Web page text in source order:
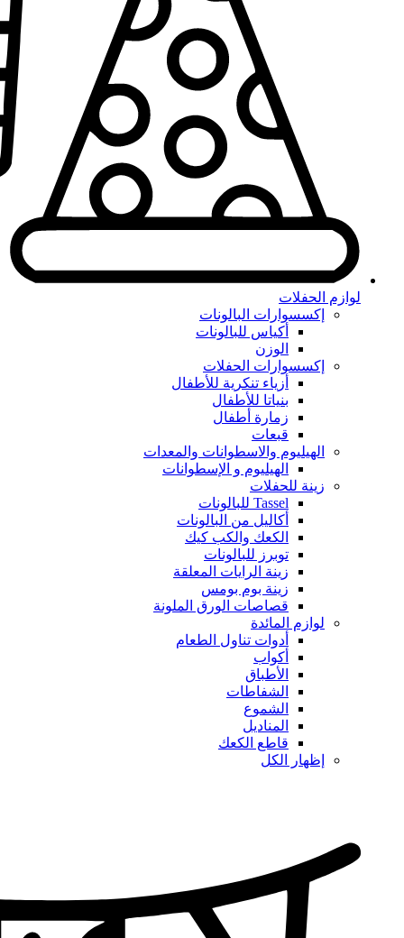
لوازم الحفلات
إكسسوارات البالونات
أكياس للبالونات
الوزن
إكسسوارات الحفلات
أزياء تنكرية للأطفال
بنياتا للأطفال
زمارة أطفال
قبعات
الهيليوم والاسطوانات والمعدات
الهيليوم و الإسطوانات
زينة للحفلات
Tassel للبالونات
أكاليل من البالونات
الكعك والكب كيك
توبرز للبالونات
زينة الرايات المعلقة
زينة بوم بومس
قصاصات الورق الملونة
لوازم المائدة
أدوات تناول الطعام
أكواب
الأطباق
الشفاطات
الشموع
المناديل
قاطع الكعك
إظهار الكل